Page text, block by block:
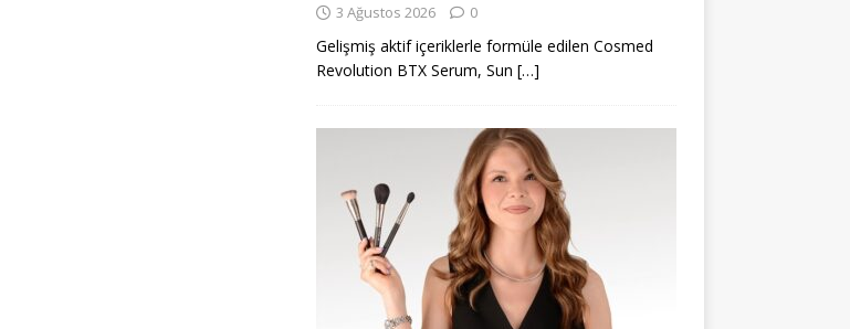
3 Ağustos 2026 0
Gelişmiş aktif içeriklerle formüle edilen Cosmed
Revolution BTX Serum, Sun […]